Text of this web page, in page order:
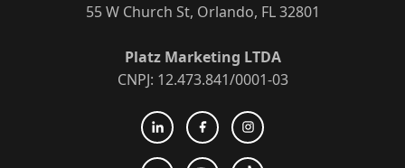
55 W Church St, Orlando, FL 32801
Platz Marketing LTDA
CNPJ: 12.473.841/0001-03